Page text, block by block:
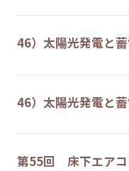
46）太陽光発電と
46）太陽光発電と
第55回 床下エア